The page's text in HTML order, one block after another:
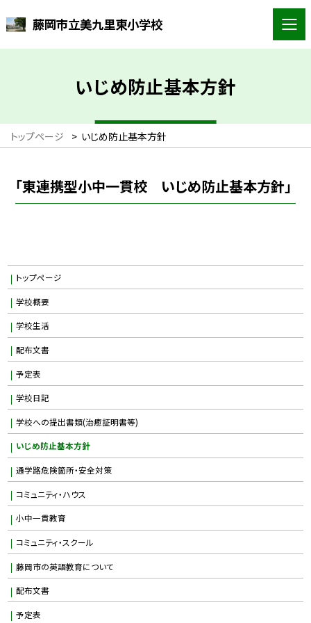
藤岡市立美九里東小学校
いじめ防止基本方針
トップページ > いじめ防止基本方針
「東連携型小中一貫校 いじめ防止基本方針」
トップページ
学校概要
学校生活
配布文書
予定表
学校日記
学校への提出書類(治癒証明書等)
いじめ防止基本方針
通学路危険箇所・安全対策
コミュニティ・ハウス
小中一貫教育
コミュニティ・スクール
藤岡市の英語教育について
配布文書
予定表